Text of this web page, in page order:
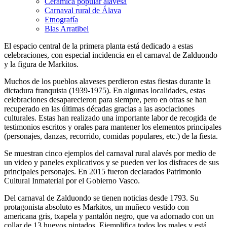
Carnaval rural de Álava
Etnografía
Blas Arratibel
El espacio central de la primera planta está dedicado a estas
celebraciones, con especial incidencia en el carnaval de Zalduondo
y la figura de Markitos.
Muchos de los pueblos alaveses perdieron estas fiestas durante la
dictadura franquista (1939-1975). En algunas localidades, estas
celebraciones desaparecieron para siempre, pero en otras se han
recuperado en las últimas décadas gracias a las asociaciones
culturales. Estas han realizado una importante labor de recogida de
testimonios escritos y orales para mantener los elementos principales
(personajes, danzas, recorrido, comidas populares, etc.) de la fiesta.
Se muestran cinco ejemplos del carnaval rural alavés por medio de
un video y paneles explicativos y se pueden ver los disfraces de sus
principales personajes. En 2015 fueron declarados Patrimonio
Cultural Inmaterial por el Gobierno Vasco.
Del carnaval de Zalduondo se tienen noticias desde 1793. Su
protagonista absoluto es Markitos, un muñeco vestido con
americana gris, txapela y pantalón negro, que va adornado con un
collar de 13 huevos pintados. Ejemplifica todos los males y está